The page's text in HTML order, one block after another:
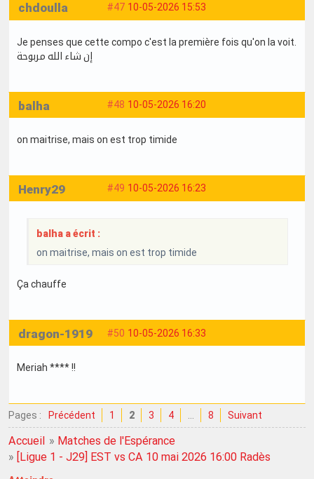
#47 10-05-2026 15:53
chdoulla
Je penses que cette compo c'est la première fois qu'on la voit.
إن شاء الله مربوحة
#48 10-05-2026 16:20
balha
on maitrise, mais on est trop timide
#49 10-05-2026 16:23
Henry29
balha a écrit :
on maitrise, mais on est trop timide
Ça chauffe
#50 10-05-2026 16:33
dragon-1919
Meriah **** !!
Pages : Précédent 1 2 3 4 … 8 Suivant
Accueil » Matches de l'Espérance
»
[Ligue 1 - J29] EST vs CA 10 mai 2026 16:00 Radès